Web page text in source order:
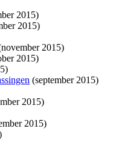
2015)
2015)
2015)
2015)
(september 2015)
2015)
2015)